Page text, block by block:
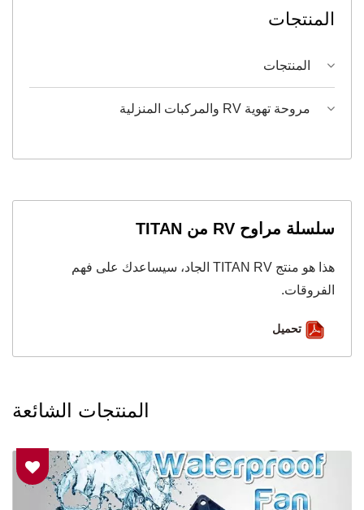
المنتجات
المنتجات
مروحة تهوية RV والمركبات المنزلية
سلسلة مراوح RV من TITAN
هذا هو منتج TITAN RV الجاد، سيساعدك على فهم
الفروقات.
تحميل
المنتجات الشائعة